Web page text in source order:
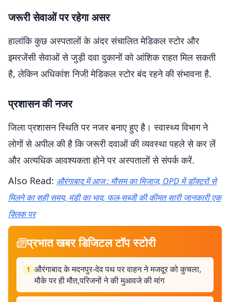
जरूरी सेवाओं पर रहेगा असर
हालांकि कुछ अस्पतालों के अंदर संचालित मेडिकल स्टोर और
इमरजेंसी सेवाओं से जुड़ी दवा दुकानों को आंशिक राहत मिल सकती
है, लेकिन अधिकांश निजी मेडिकल स्टोर बंद रहने की संभावना है.
प्रशासन की नजर
जिला प्रशासन स्थिति पर नजर बनाए हुए है। स्वास्थ्य विभाग ने
लोगों से अपील की है कि जरूरी दवाओं की व्यवस्था पहले से कर लें
और अत्यधिक आवश्यकता होने पर अस्पतालों से संपर्क करें.
Also Read: औरंगाबाद में आज : मौसम का मिजाज, OPD में डॉक्टरों से
मिलने का सही समय, मंडी का भाव, फल-सब्जी की कीमत सारी जानकारी एक
क्लिक पर
प्रभात खबर डिजिटल टॉप स्टोरी
1 औरंगाबाद के मदनपुर-देव पथ पर वाहन ने मजदूर को कुचला,
मौके पर ही मौत,परिजनों ने की मुआवजे की मांग